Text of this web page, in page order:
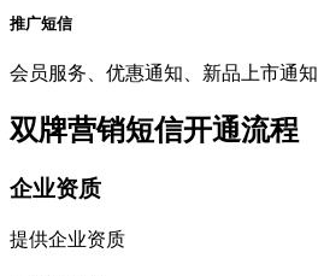
推广短信
会员服务、优惠通知、新品上市通知
双牌营销短信开通流程
企业资质
提供企业资质